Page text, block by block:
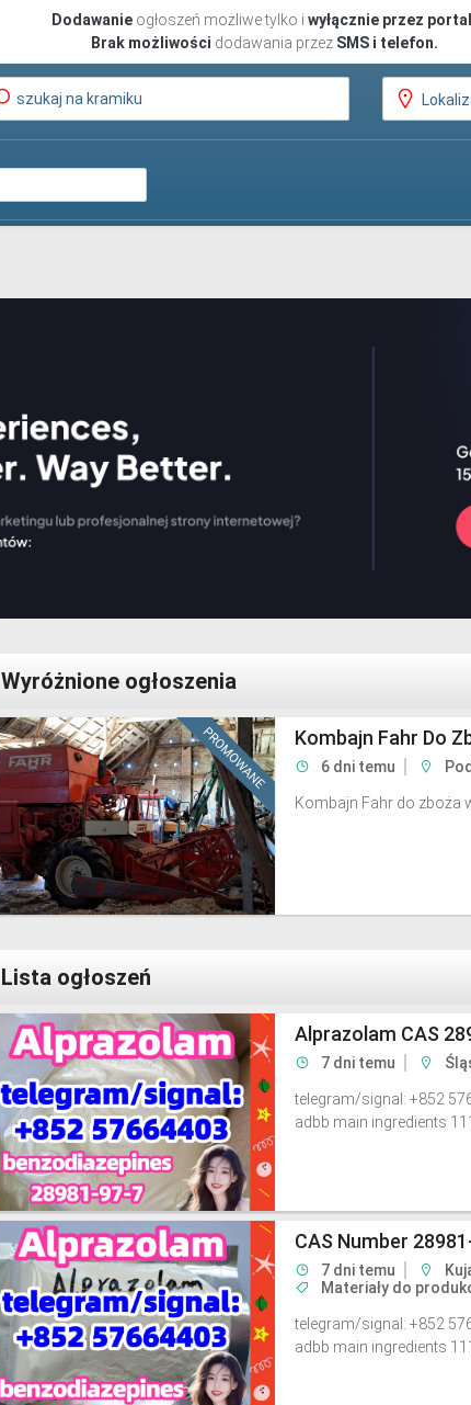
Dodawanie ogłoszeń możliwe tylko i wyłącznie przez
Brak możliwości dodawania przez SMS i telefon.
Wyróżnione ogłoszenia
Kombajn Fahr Do
6 dni temu
Kombajn Fahr do zboża
Lista ogłoszeń
Alprazolam CAS
7 dni temu
telegram/signal: +852
adbb main ingredients
CAS Number
7 dni temu
Materiały do
telegram/signal: +852
adbb main ingredients